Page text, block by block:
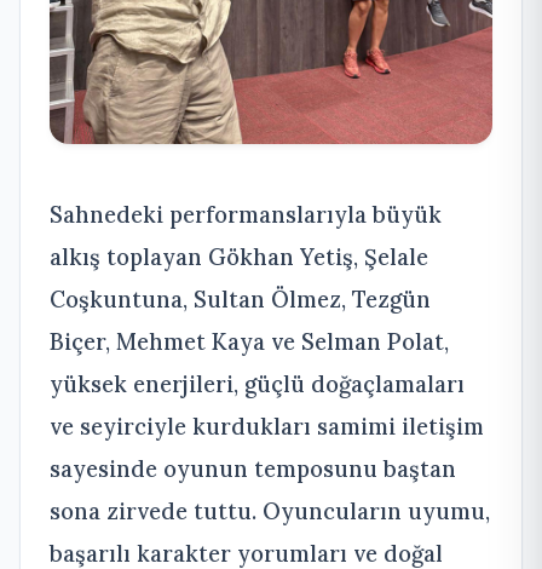
Sahnedeki performanslarıyla büyük
alkış toplayan Gökhan Yetiş, Şelale
Coşkuntuna, Sultan Ölmez, Tezgün
Biçer, Mehmet Kaya ve Selman Polat,
yüksek enerjileri, güçlü doğaçlamaları
ve seyirciyle kurdukları samimi iletişim
sayesinde oyunun temposunu baştan
sona zirvede tuttu. Oyuncuların uyumu,
başarılı karakter yorumları ve doğal